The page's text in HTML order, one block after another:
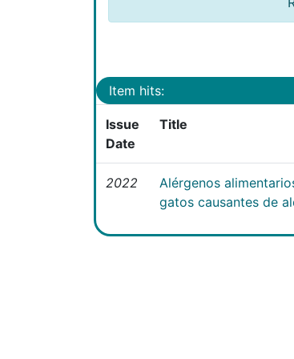
Item hits:
Issue
Date
Title
2022
Alérgenos
gatos causantes de